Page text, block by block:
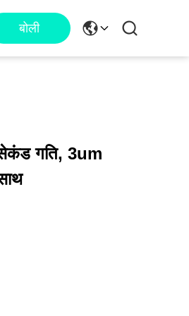
बोली
सेकंड गति, 3um